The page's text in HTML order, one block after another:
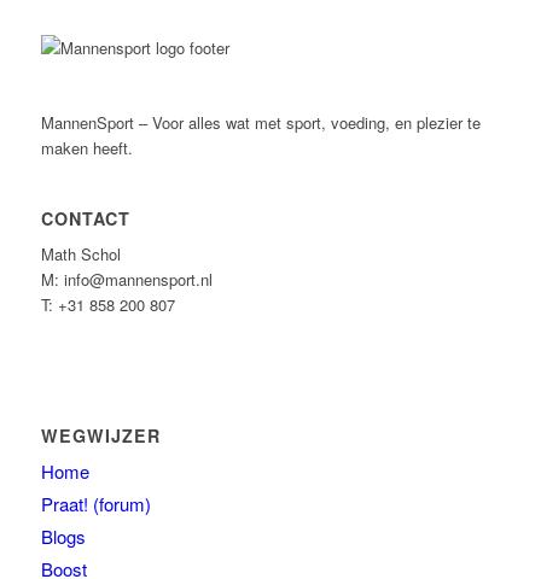
MannenSport – Voor alles wat met sport, voeding, en plezier te
maken heeft.
CONTACT
Math Schol
M: info@mannensport.nl
T: +31 858 200 807
WEGWIJZER
Home
Praat! (forum)
Blogs
Boost